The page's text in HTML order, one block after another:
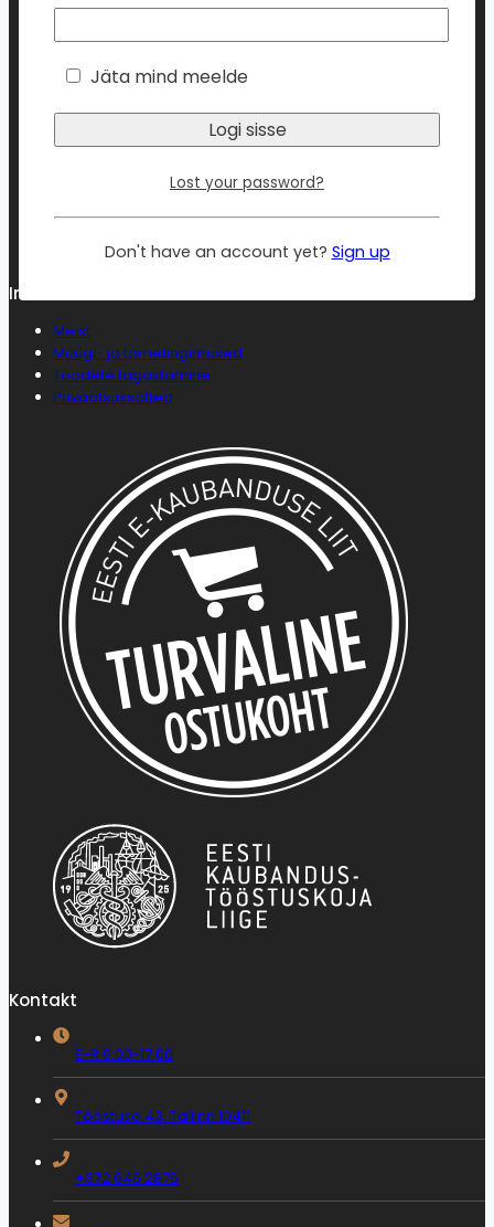
DISAINPABER FROST PEARL WHITE A4,
(koos km-ga4.95€)
Lisa korvi
Info
Meist
Müügi- ja tarnetingimused
Toodete tagastamine
Privaatsussätted
Kontakt
E-R 9:00-17:00
Tööstuse 43, Tallinn 10411
+372 646 2875
Jäta mind meelde
Lost your password?
Don't have an account yet? Sign up